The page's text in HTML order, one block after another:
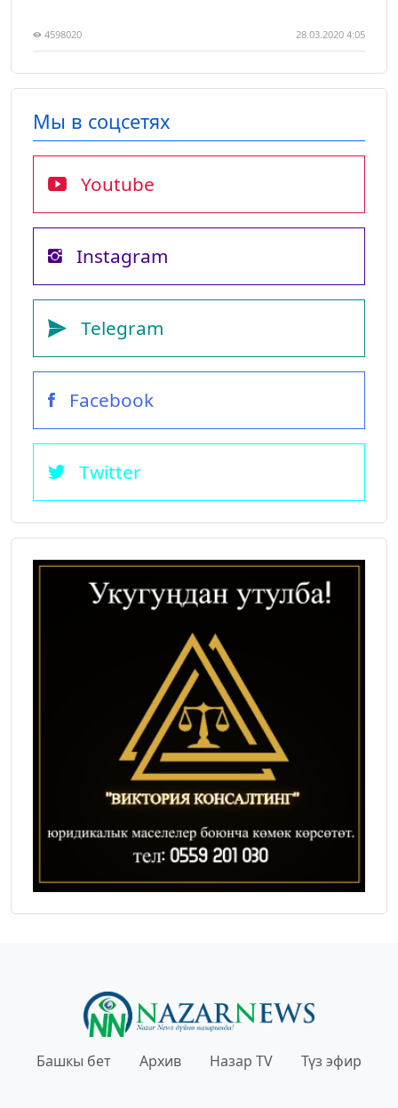
4598020 28.03.2020 4:05
Мы в соцсетях
Youtube
Instagram
Telegram
Facebook
Twitter
Башкы бет Архив Назар TV Түз эфир